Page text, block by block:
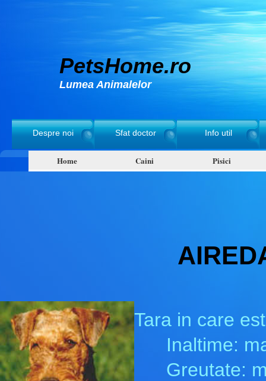
PetsHome.ro
Lumea Animalelor
Despre noi Sfat doctor Info util
Home Caini Pisici
Tara in care
Inaltime:
Greutate: